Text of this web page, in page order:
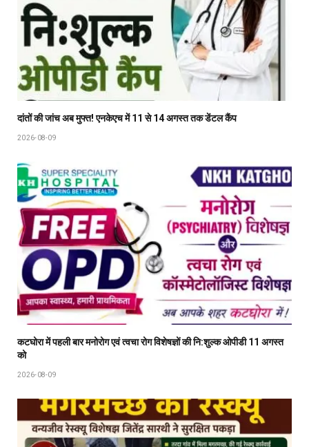
दांतों की जांच अब मुफ्त! एनकेएच में 11 से 14 अगस्त तक डेंटल कैंप
2026-08-09
कटघोरा में पहली बार मनोरोग एवं त्वचा रोग विशेषज्ञों की नि:शुल्क ओपीडी 11 अगस्त
को
2026-08-09